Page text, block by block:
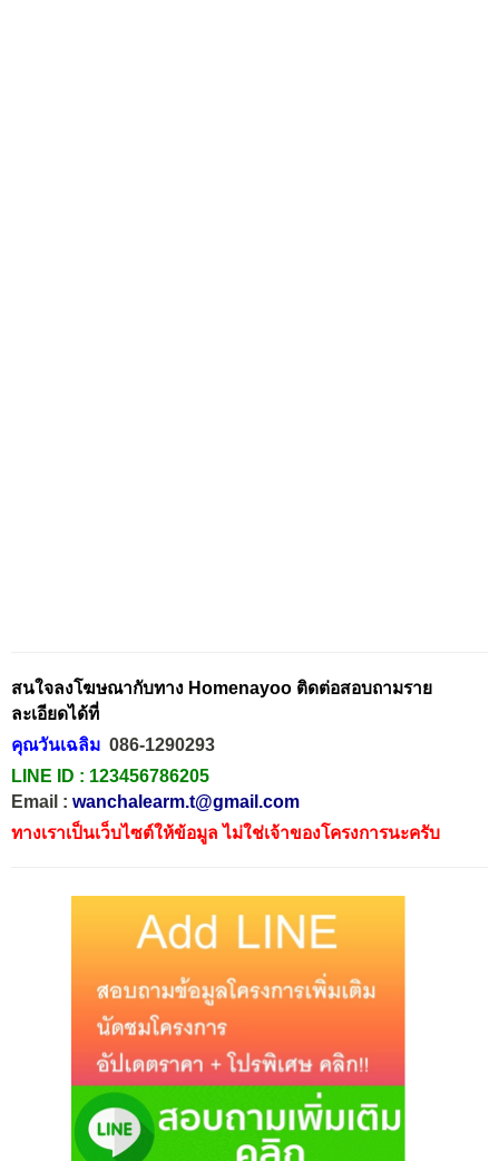
สนใจลงโฆษณากับทาง Homenayoo ติดต่อสอบถามราย
ละเอียดได้ที่
คุณวันเฉลิม 086-1290293
LINE ID : 123456786205
Email : wanchalearm.t@gmail.com
ทางเราเป็นเว็บไซต์ให้ข้อมูล ไม่ใช่เจ้าของโครงการนะครับ